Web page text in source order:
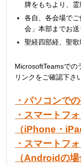
牌をもちより、霊
各自、各会場で
会」本部までお送
聖経四部経、聖歌
MicrosoftTeamsでの
リンクをご確認下さ
・パソコンで
・スマートフ
（iPhone・
・スマートフ
（Androidの場